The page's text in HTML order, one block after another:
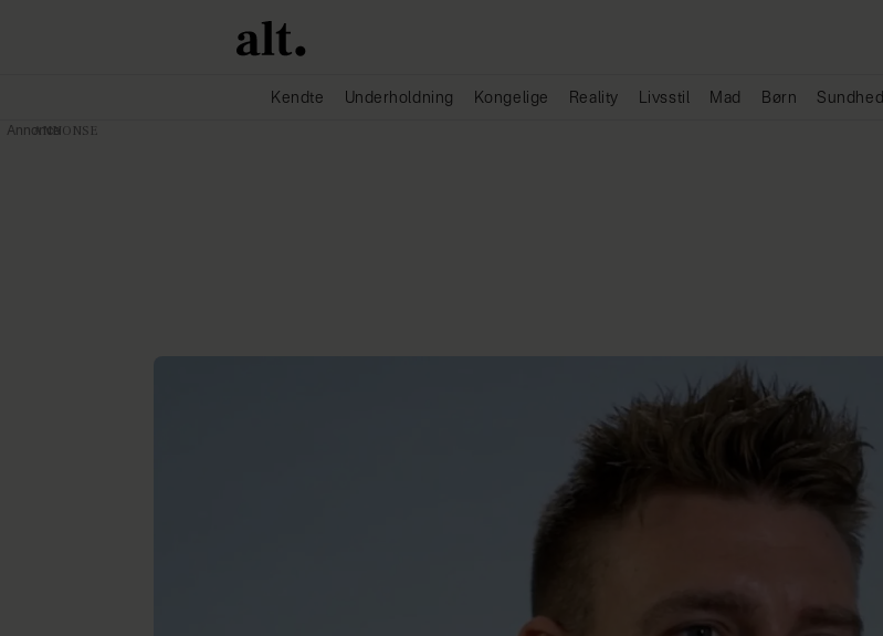
Kendte Underholdning Kongelige Reality Livsstil Mad Børn Sundhed
Annonce